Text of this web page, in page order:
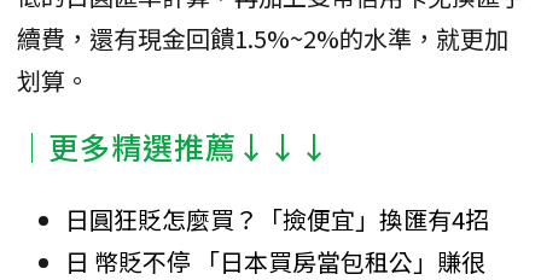
續費，還有現金回饋1.5%~2%的水準，就更加
划算。
│更多精選推薦↓↓↓
日圓狂貶怎麼買？「撿便宜」換匯有4招
日 幣貶不停 「日本買房當包租公」賺很